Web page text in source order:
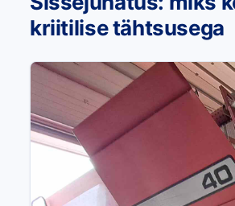
kriitilise tähtsusega